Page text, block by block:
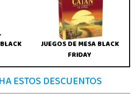
JUEGOS DE MESA BLACK
FRIDAY
ESTOS DESCUENTOS